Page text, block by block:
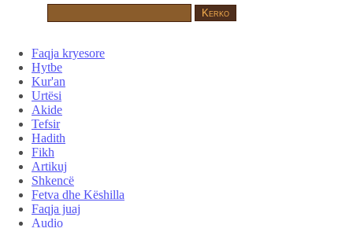
Faqja kryesore
Hytbe
Kur'an
Urtësi
Akide
Tefsir
Hadith
Fikh
Artikuj
Shkencë
Fetva dhe Këshilla
Faqja juaj
Audio